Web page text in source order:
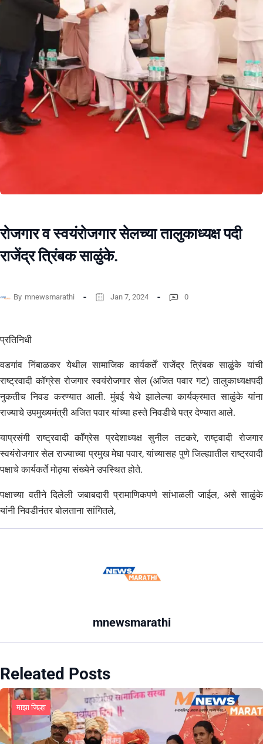
रोजगार व स्वयंरोजगार सेलच्या तालुकाध्यक्ष पदी
राजेंद्र त्रिंबक साळुंके.
By mnewsmarathi Jan 7, 2024 0
प्रतिनिधी
वडगांव निंबाळकर येथील सामाजिक कार्यकर्तें राजेंद्र त्रिंबक साळुंके यांची
राष्ट्रवादी कॉग्रेस रोजगार स्वयंरोजगार सेल (अजित पवार गट) तालुकाध्यक्षपदी
नुकतीच निवड करण्यात आली. मुंबई येथे झालेल्या कार्यक्रमात साळुंके यांना
राज्याचे उपमुख्यमंत्री अजित पवार यांच्या हस्ते निवडीचे पत्र देण्यात आले.
याप्रसंगी राष्ट्रवादी कॉँग्रेस प्रदेशाध्यक्ष सुनील तटकरे, राष्ट्वादी रोजगार
स्वयंरोजगार सेल राज्याच्या प्रमुख मेघा पवार, यांच्यासह पुणे जिल्ह्यातील राष्ट्रवादी
पक्षाचे कार्यकर्ते मोठ्या संख्येने उपस्थित होते.
पक्षाच्या वतीने दिलेली जबाबदारी प्रामाणिकपणे सांभाळली जाईल, असे साळुंके
यांनी निवडीनंतर बोलताना सांगितले,
mnewsmarathi
Releated Posts
माझा जिल्हा